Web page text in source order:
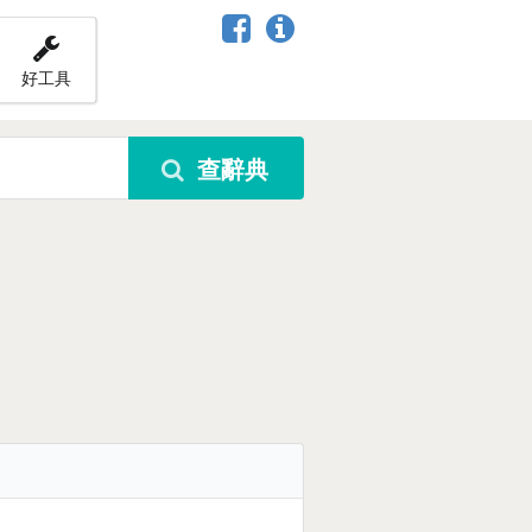
好工具
查辭典